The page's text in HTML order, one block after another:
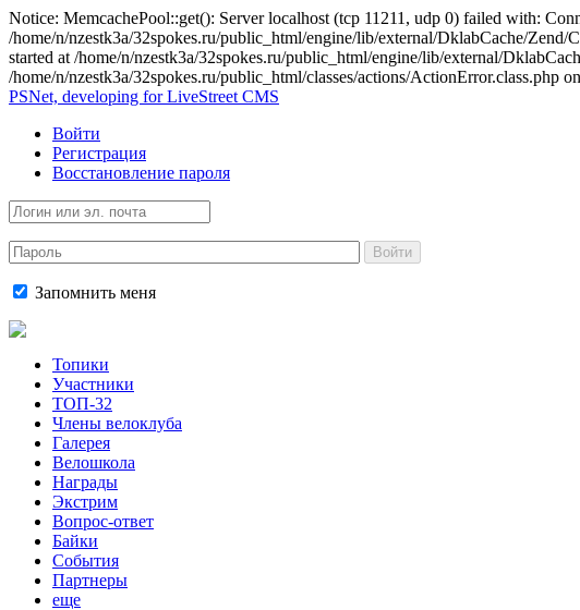
Notice: MemcachePool::get(): Server localhost (tcp 11211, udp 0) failed with:
/home/n/nzestk3a/32spokes.ru/public_html/engine/lib/external/DklabCache/
started at /home/n/nzestk3a/32spokes.ru/public_html/engine/lib/external/
/home/n/nzestk3a/32spokes.ru/public_html/classes/actions/ActionError.class.php
PSNet, developing for LiveStreet CMS
Войти
Регистрация
Восстановление пароля
Войти
Запомнить меня
Топики
Участники
ТОП-32
Члены велоклуба
Галерея
Велошкола
Награды
Экстрим
Вопрос-ответ
Байки
События
Партнеры
еще